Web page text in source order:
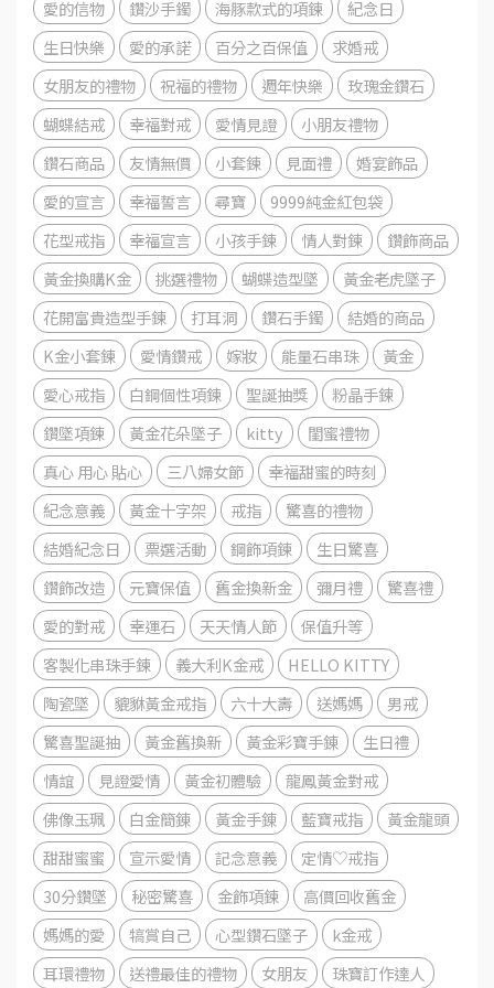
愛的信物 鑽沙手鐲 海豚款式的項鍊
紀念日
生日快樂
愛的承諾 百分之百保值
求婚戒
女朋友的禮物
祝福的禮物 週年快樂
玫瑰金鑽石
蝴蝶結戒
幸福對戒 愛情見證
小朋友禮物
鑽石商品
友情無價 小套鍊 見面禮
婚宴飾品
愛的宣言
幸福誓言 尋寶
9999純金紅包袋
花型戒指
幸福宣言 小孩手鍊 情人對鍊
鑽飾商品
黃金換購K金
挑選禮物 蝴蝶造型墜
黃金老虎墜子
花開富貴造型手鍊
打耳洞 鑽石手鐲
結婚的商品
K金小套鍊
愛情鑽戒 嫁妝 能量石串珠
黃金
愛心戒指
白鋼個性項鍊 聖誕抽獎
粉晶手鍊
鑽墜項鍊
黃金花朵墜子 kitty
閨蜜禮物
真心 用心 貼心
三八婦女節
幸福甜蜜的時刻
紀念意義
黃金十字架 戒指
驚喜的禮物
結婚紀念日
票選活動 鋼飾項鍊
生日驚喜
鑽飾改造
元寶保值 舊金換新金 彌月禮
驚喜禮
愛的對戒
幸運石 天天情人節
保值升等
客製化串珠手鍊
義大利K金戒
HELLO KITTY
陶瓷墜
貔貅黃金戒指 六十大壽 送媽媽
男戒
驚喜聖誕抽
黃金舊換新 黃金彩寶手錬
生日禮
情誼
見證愛情 黃金初體驗
龍鳳黃金對戒
佛像玉珮
白金簡錬 黃金手錬 藍寶戒指
黃金龍頭
甜甜蜜蜜
宣示愛情 記念意義
定情♡戒指
30分鑽墜
秘密驚喜 金飾項鍊
高價回收舊金
媽媽的愛
犒賞自己 心型鑽石墜子
k金戒
耳環禮物
送禮最佳的禮物 女朋友 珠寶訂作達人